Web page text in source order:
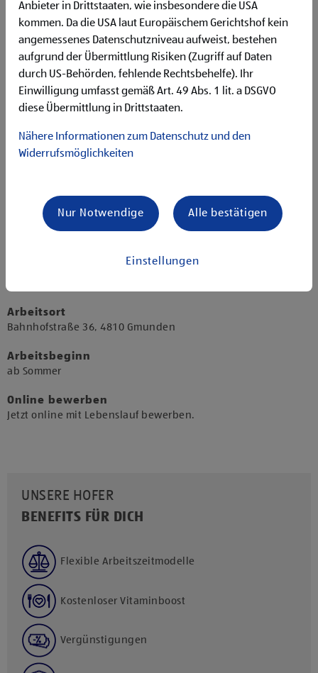
freundlich im Umgang mit Kund:innen für eine
angenehme Einkaufsatmosphäre
zuverlässige und organisierte Arbeitsweise zur
gewissenhaften Erledigung der Aufgaben
Angebote, die mich überzeugen
vielseitiges Kennenlernen von HOFER als Arbeitgeber
Praxiserfahrung in einer erfolgreichen
Unternehmensgruppe
interessantes und abwechslungsreiches Tätigkeitsfeld
umfangreiche Einarbeitung und individuelles
und Gemüse, Kaffee sowie Tee
DU-Kultur im ganzen Unternehmen
attraktives Brutto-Monatsgehalt von € 2.396,- für 38,5
Arbeitsort
​Bahnhofstraße 36, 4810 Gmunden​
Arbeitsbeginn
​ab Sommer​
Online bewerben
Jetzt online mit Lebenslauf bewerben.
UNSERE HOFER
BENEFITS FÜR DICH
Flexible Arbeitszeitmodelle
Kostenloser Vitaminboost
Vergünstigungen
Anbieter in Drittstaaten, wie insbesondere die USA
kommen. Da die USA laut Europäischem Gerichtshof kein
angemessenes Datenschutzniveau aufweist, bestehen
aufgrund der Übermittlung Risiken (Zugriff auf Daten
durch US-Behörden, fehlende Rechtsbehelfe). Ihr
Einwilligung umfasst gemäß Art. 49 Abs. 1 lit. a DSGVO
diese Übermittlung in Drittstaaten.
Nähere Informationen zum Datenschutz und den
Widerrufsmöglichkeiten
Einstellungen
Nur Notwendige Alle bestätigen